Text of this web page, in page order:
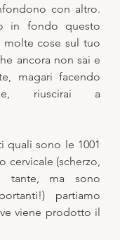
con altro.
in fondo questo
molte cose sul tuo
ancora non sai e
magari facendo
riuscirai a
quali sono le 1001
cervicale (scherzo,
tante, ma sono
partiamo
viene prodotto il